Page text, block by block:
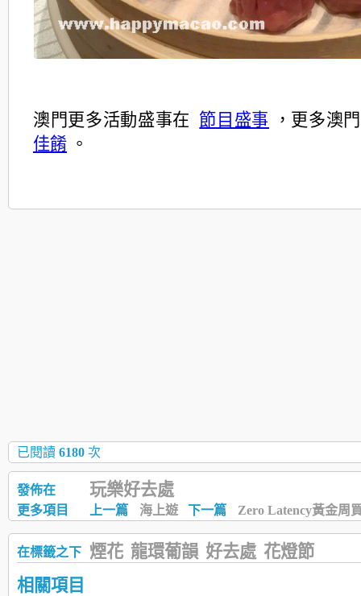
澳門更多活動盛事在 節目盛事 ，更多澳
佳餚 。
已閱讀 6180 次
發佈在 玩樂好去處
更多項目 上一篇 海上遊 下一篇 Zero Latency黃金周
在標籤之下 煙花 龍環葡韻 好去處 花燈節
相關項目